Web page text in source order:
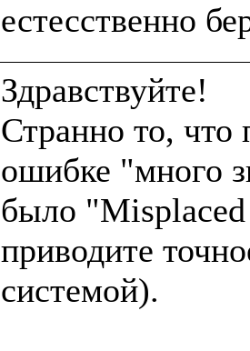
Здравствуйте!
Странно то, что
ошибке "много
было
приводите
системой).